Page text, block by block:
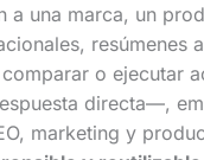
a una marca, un
resúmenes
o ejecutar
directa—,
marketing y